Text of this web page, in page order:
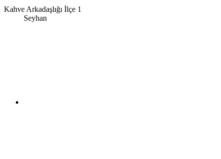
Kahve Arkadaşlığı İlçe 1
Seyhan